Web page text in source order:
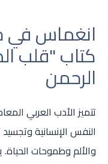
انغماس في
كتاب "قلب
الرحمن
تتميز الأدب العربي
النفس الإنسانية
والألم وطموحات